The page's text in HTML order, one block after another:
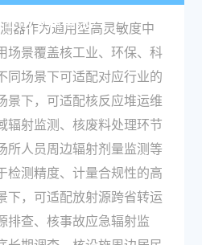
业的专属需求？
器作为通用型高灵敏度中
场景覆盖核工业、环保、科
同场景下可适配对应行业的
景下，可适配核反应堆运维
辐射监测、核废料处理环节
所人员周边辐射剂量监测等
检测精度、计量合规性的高
下，可适配放射源跨省转运
排查、核事故应急辐射监